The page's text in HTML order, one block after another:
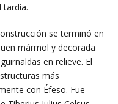
tardía.
se terminó en
mármol y decorada
en relieve. El
más
con Éfeso. Fue